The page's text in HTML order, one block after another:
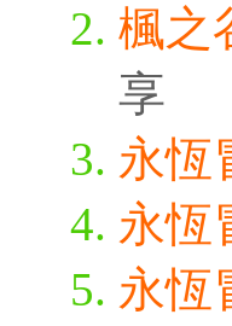
楓之
享
永恆
永恆
永恆